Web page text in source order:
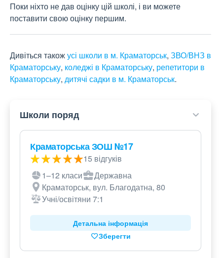
Поки ніхто не дав оцінку цій школі, і ви можете
поставити свою оцінку першим.
Дивіться такожусі школи в м. Краматорськ, ЗВО/ВНЗ в
Краматорську, коледжі в Краматорську, репетитори в
Краматорську, дитячі садки в м. Краматорськ.
Школи поряд
Краматорська ЗОШ №17
15 відгуків
1–12 класи
Державна
Краматорськ, вул. Благодатна, 80
Учні/освітяни 7:1
Детальна інформація
Зберегти